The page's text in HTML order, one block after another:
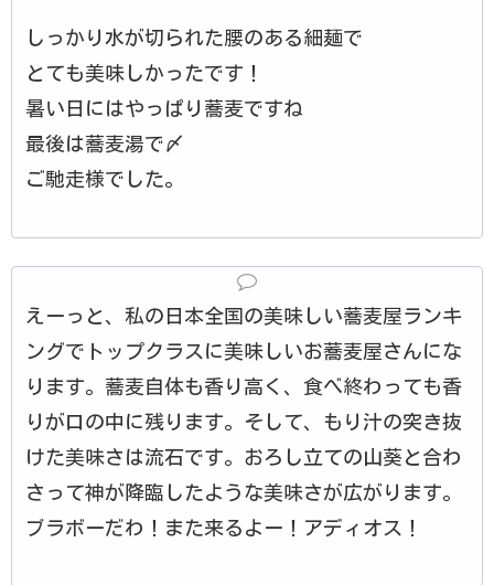
しっかり水が切られた腰のある細麺で
とても美味しかったです！
暑い日にはやっぱり蕎麦ですね
最後は蕎麦湯で〆
ご馳走様でした。
えーっと、私の日本全国の美味しい蕎麦屋ランキ
ングでトップクラスに美味しいお蕎麦屋さんにな
ります。蕎麦自体も香り高く、食べ終わっても香
りが口の中に残ります。そして、もり汁の突き抜
けた美味さは流石です。おろし立ての山葵と合わ
さって神が降臨したような美味さが広がります。
ブラボーだわ！また来るよー！アディオス！